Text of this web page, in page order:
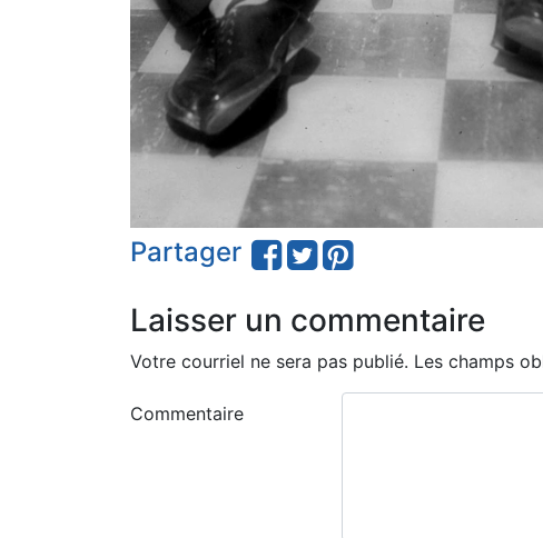
Partager
Laisser un commentaire
Votre courriel ne sera pas publié. Les champs
Commentaire